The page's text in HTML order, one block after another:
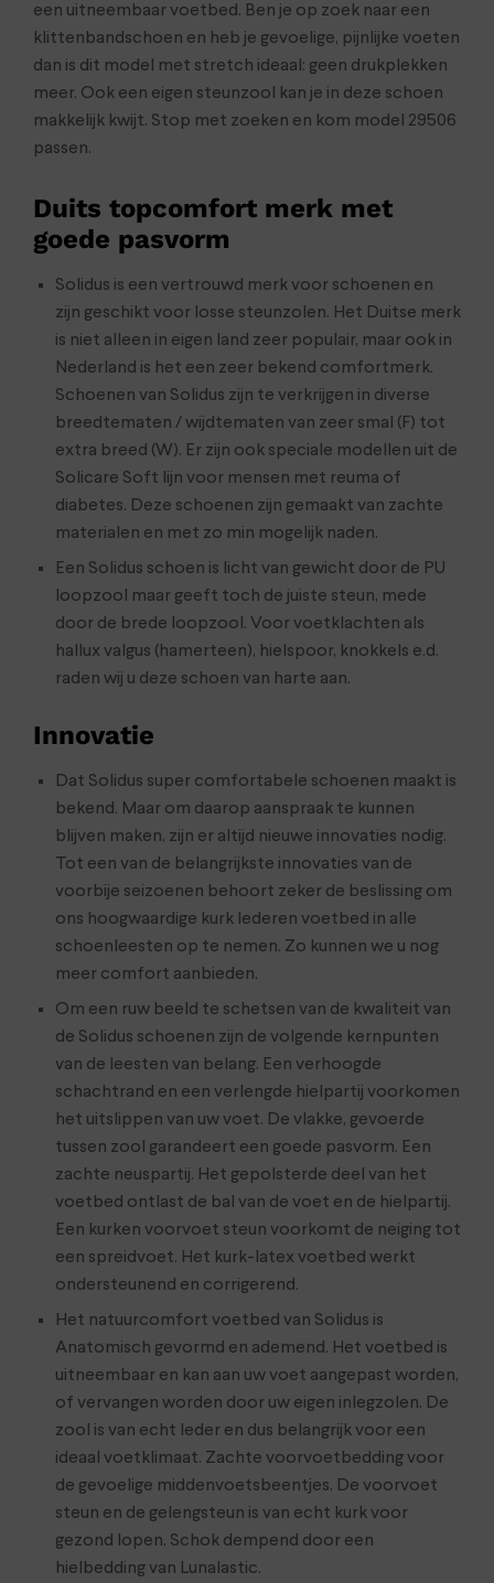
een uitneembaar voetbed. Ben je op zoek naar een
klittenbandschoen en heb je gevoelige, pijnlijke voeten
dan is dit model met stretch ideaal: geen drukplekken
meer. Ook een eigen steunzool kan je in deze schoen
makkelijk kwijt. Stop met zoeken en kom model 29506
passen.
Duits topcomfort merk met
goede pasvorm
Solidus is een vertrouwd merk voor schoenen en
zijn geschikt voor losse steunzolen. Het Duitse merk
is niet alleen in eigen land zeer populair, maar ook in
Nederland is het een zeer bekend comfortmerk.
Schoenen van Solidus zijn te verkrijgen in diverse
breedtematen / wijdtematen van zeer smal (F) tot
extra breed (W). Er zijn ook speciale modellen uit de
Solicare Soft lijn voor mensen met reuma of
diabetes. Deze schoenen zijn gemaakt van zachte
materialen en met zo min mogelijk naden.
Een Solidus schoen is licht van gewicht door de PU
loopzool maar geeft toch de juiste steun, mede
door de brede loopzool. Voor voetklachten als
hallux valgus (hamerteen), hielspoor, knokkels e.d.
raden wij u deze schoen van harte aan.
Innovatie
Dat Solidus super comfortabele schoenen maakt is
bekend. Maar om daarop aanspraak te kunnen
blijven maken, zijn er altijd nieuwe innovaties nodig.
Tot een van de belangrijkste innovaties van de
voorbije seizoenen behoort zeker de beslissing om
ons hoogwaardige kurk lederen voetbed in alle
schoenleesten op te nemen. Zo kunnen we u nog
meer comfort aanbieden.
Om een ruw beeld te schetsen van de kwaliteit van
de Solidus schoenen zijn de volgende kernpunten
van de leesten van belang. Een verhoogde
schachtrand en een verlengde hielpartij voorkomen
het uitslippen van uw voet. De vlakke, gevoerde
tussen zool garandeert een goede pasvorm. Een
zachte neuspartij. Het gepolsterde deel van het
voetbed ontlast de bal van de voet en de hielpartij.
Een kurken voorvoet steun voorkomt de neiging tot
een spreidvoet. Het kurk-latex voetbed werkt
ondersteunend en corrigerend.
Het natuurcomfort voetbed van Solidus is
Anatomisch gevormd en ademend. Het voetbed is
uitneembaar en kan aan uw voet aangepast worden,
of vervangen worden door uw eigen inlegzolen. De
zool is van echt leder en dus belangrijk voor een
ideaal voetklimaat. Zachte voorvoetbedding voor
de gevoelige middenvoetsbeentjes. De voorvoet
steun en de gelengsteun is van echt kurk voor
gezond lopen. Schok dempend door een
hielbedding van Lunalastic.